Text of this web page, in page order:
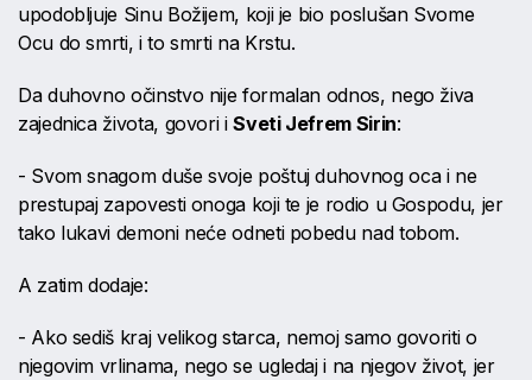
upodobljuje Sinu Božijem, koji je bio poslušan Svome
Ocu do smrti, i to smrti na Krstu.
Da duhovno očinstvo nije formalan odnos, nego živa
zajednica života, govori iSveti Jefrem Sirin:
- Svom snagom duše svoje poštuj duhovnog oca i ne
prestupaj zapovesti onoga koji te je rodio u Gospodu, jer
tako lukavi demoni neće odneti pobedu nad tobom.
A zatim dodaje:
- Ako sediš kraj velikog starca, nemoj samo govoriti o
njegovim vrlinama, nego se ugledaj i na njegov život, jer